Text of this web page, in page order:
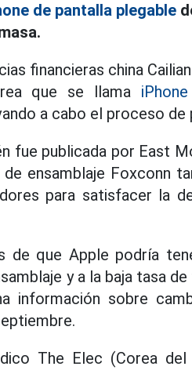
de pantalla plegable
financieras china
que se llama
a cabo el proceso de
fue publicada por East
ensamblaje Foxconn
para satisfacer la
de que Apple podría
y a la baja tasa
información sobre
The Elec (Corea